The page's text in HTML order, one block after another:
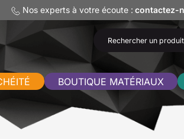
Nos experts à votre écoute : contactez-
BOUTIQUE MATÉRIAUX